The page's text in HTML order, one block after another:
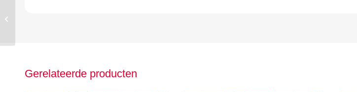
Gerelateerde producten